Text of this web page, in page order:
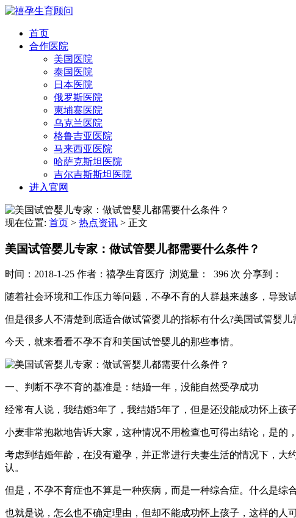
首页
合作医院
美国医院
泰国医院
日本医院
俄罗斯医院
柬埔寨医院
乌克兰医院
格鲁吉亚医院
马来西亚医院
哈萨克斯坦医院
吉尔吉斯斯坦医院
进入官网
现在位置: 首页 > 热点资讯 > 正文
美国试管婴儿专家：做试管婴儿都需要什么条件？
时间：2018-1-25 作者：禧孕生育医疗 浏览量： 396 次 分享到：
随着社会环境和工作压力等问题，不孕不育的人群越来越多，导致
但是很多人不清楚到底适合做试管婴儿的指标有什么?美国试管婴
今天，就来看看不孕不育和美国试管婴儿的那些事情。
一、判断不孕不育的基准是：结婚一年，没能自然受孕成功
经常有人说，我结婚3年了，我结婚5年了，但是还没能成功怀上孩
小麦非常抱歉地告诉大家，这种情况不用检查也可得出结论，是的
考虑到结婚年龄，在没有避孕，并正常进行夫妻生活的情况下，大
认。
但是，不孕不育症也不算是一种疾病，而是一种综合症。什么是综
也就是说，怎么也不确定理由，但却不能成功怀上孩子，这样的人